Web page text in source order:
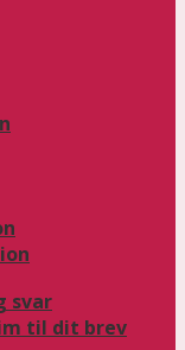
svar
til dit brev